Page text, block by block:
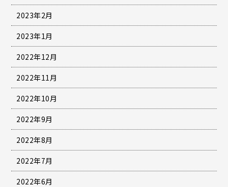
2023年2月
2023年1月
2022年12月
2022年11月
2022年10月
2022年9月
2022年8月
2022年7月
2022年6月